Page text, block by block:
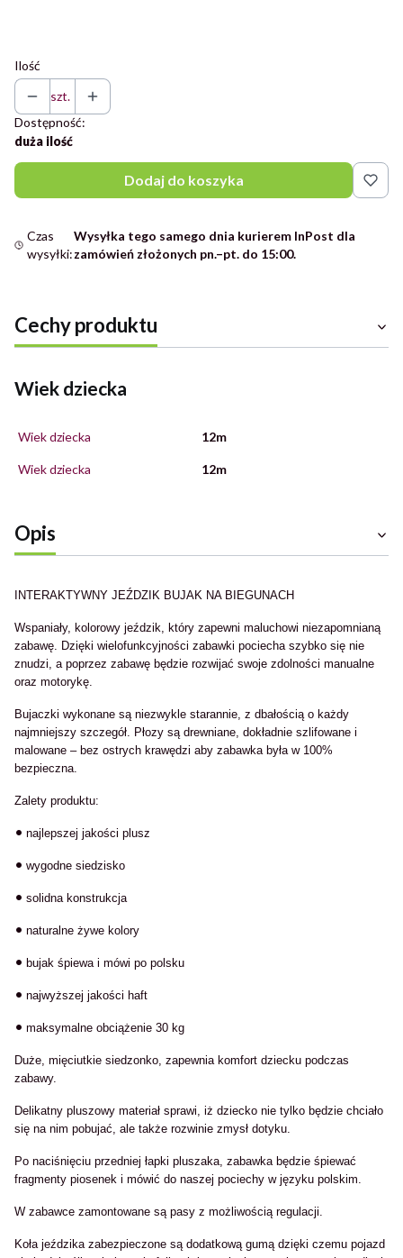
Ilość
szt.
Dostępność:
duża ilość
Dodaj do koszyka
Czas
wysyłki:
Wysyłka tego samego dnia kurierem InPost dla
zamówień złożonych pn.–pt. do 15:00.
Cechy produktu
Wiek dziecka
Wiek dziecka 12m
Wiek dziecka 12m
Opis
INTERAKTYWNY JEŹDZIK BUJAK NA BIEGUNACH
Wspaniały, kolorowy jeździk, który zapewni maluchowi niezapomnianą
zabawę. Dzięki wielofunkcyjności zabawki pociecha szybko się nie
znudzi, a poprzez zabawę będzie rozwijać swoje zdolności manualne
oraz motorykę.
Bujaczki wykonane są niezwykle starannie, z dbałością o każdy
najmniejszy szczegół. Płozy są drewniane, dokładnie szlifowane i
malowane – bez ostrych krawędzi aby zabawka była w 100%
bezpieczna.
Zalety produktu:
• najlepszej jakości plusz
• wygodne siedzisko
• solidna konstrukcja
• naturalne żywe kolory
• bujak śpiewa i mówi po polsku
• najwyższej jakości haft
• maksymalne obciążenie 30 kg
Duże, mięciutkie siedzonko, zapewnia komfort dziecku podczas
zabawy.
Delikatny pluszowy materiał sprawi, iż dziecko nie tylko będzie chciało
się na nim pobujać, ale także rozwinie zmysł dotyku.
Po naciśnięciu przedniej łapki pluszaka, zabawka będzie śpiewać
fragmenty piosenek i mówić do naszej pociechy w języku polskim.
W zabawce zamontowane są pasy z możliwością regulacji.
Koła jeździka zabezpieczone są dodatkową gumą dzięki czemu pojazd